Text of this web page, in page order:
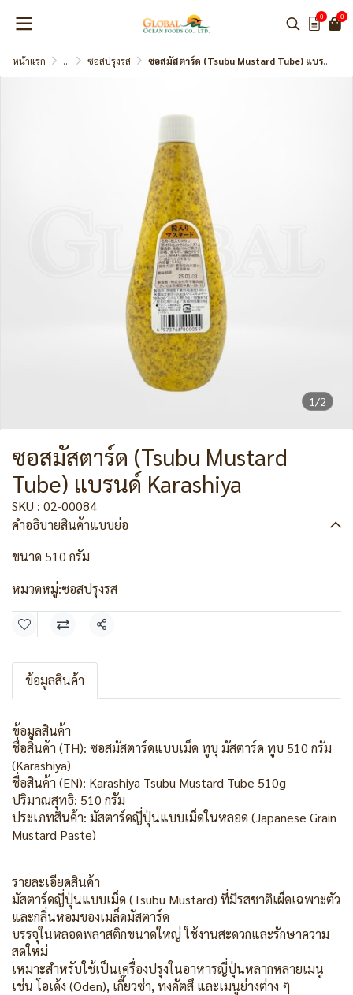
0 0
หน้าแรก ... ซอสปรุงรส ซอสมัสตาร์ด (Tsubu Mustard Tube) แบรนด์ Karashiya
1/2
ซอสมัสตาร์ด (Tsubu Mustard
Tube) แบรนด์ Karashiya
SKU : 02-00084
คำอธิบายสินค้าแบบย่อ
ขนาด 510 กรัม
หมวดหมู่:ซอสปรุงรส
แชร์
ข้อมูลสินค้า
ข้อมูลสินค้า
ชื่อสินค้า (TH): ซอสมัสตาร์ดแบบเม็ด ทูบุ มัสตาร์ด ทูบ 510 กรัม
(Karashiya)
ชื่อสินค้า (EN): Karashiya Tsubu Mustard Tube 510g
ปริมาณสุทธิ: 510 กรัม
ประเภทสินค้า: มัสตาร์ดญี่ปุ่นแบบเม็ดในหลอด (Japanese Grain
Mustard Paste)
รายละเอียดสินค้า
มัสตาร์ดญี่ปุ่นแบบเม็ด (Tsubu Mustard) ที่มีรสชาติเผ็ดเฉพาะตัว
และกลิ่นหอมของเมล็ดมัสตาร์ด
บรรจุในหลอดพลาสติกขนาดใหญ่ ใช้งานสะดวกและรักษาความ
สดใหม่
เหมาะสำหรับใช้เป็นเครื่องปรุงในอาหารญี่ปุ่นหลากหลายเมนู
เช่น โอเด้ง (Oden), เกี๊ยวซ่า, ทงคัตสึ และเมนูย่างต่าง ๆ